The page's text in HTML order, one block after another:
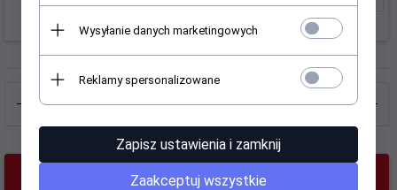
5640
WYBIERZ GRATIS:
BEZ GRATISU
KUP TERAZ!
Wysyłanie danych marketingowych
Reklamy spersonalizowane
Zapisz ustawienia i zamknij
Zaakceptuj wszystkie